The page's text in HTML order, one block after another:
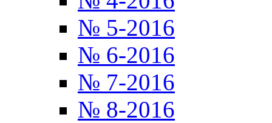
№ 5-2016
№ 6-2016
№ 7-2016
№ 8-2016